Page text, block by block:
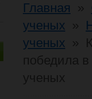
Главная
ученых
ученых